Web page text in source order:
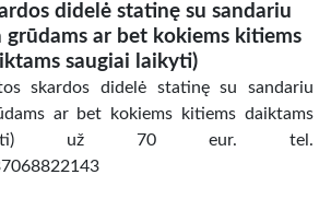
didelė statinę su sandariu
grūdams ar bet kokiems kitiems
saugiai laikyti)
skardos didelė statinę su sandariu
ar bet kokiems kitiems daiktams
už 70 eur. tel.